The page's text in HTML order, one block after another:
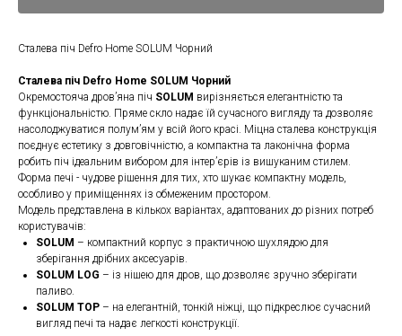
Сталева піч Defro Home SOLUM Чорний
Сталева піч Defro Home SOLUM Чорний
Окремостояча дров’яна піч SOLUM вирізняється елегантністю та
функціональністю. Пряме скло надає їй сучасного вигляду та дозволяє
насолоджуватися полум’ям у всій його красі. Міцна сталева конструкція
поєднує естетику з довговічністю, а компактна та лаконічна форма
робить піч ідеальним вибором для інтер’єрів із вишуканим стилем.
Форма печі - чудове рішення для тих, хто шукає компактну модель,
особливо у приміщеннях із обмеженим простором.
Модель представлена в кількох варіантах, адаптованих до різних потреб
користувачів:
SOLUM – компактний корпус з практичною шухлядою для
зберігання дрібних аксесуарів.
SOLUM LOG – із нішею для дров, що дозволяє зручно зберігати
паливо.
SOLUM TOP – на елегантній, тонкій ніжці, що підкреслює сучасний
вигляд печі та надає легкості конструкції.